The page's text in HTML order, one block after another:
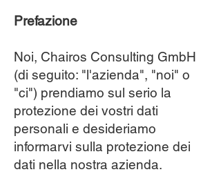
Prefazione
Noi, Chairos Consulting GmbH
(di seguito: "l'azienda", "noi" o
"ci") prendiamo sul serio la
protezione dei vostri dati
personali e desideriamo
informarvi sulla protezione dei
dati nella nostra azienda.